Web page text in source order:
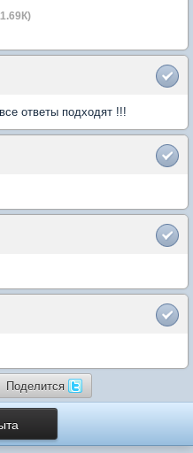
ответы подходят !!!
Поделится